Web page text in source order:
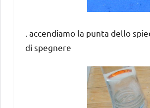
. accendiamo la punta dello
di spegnere